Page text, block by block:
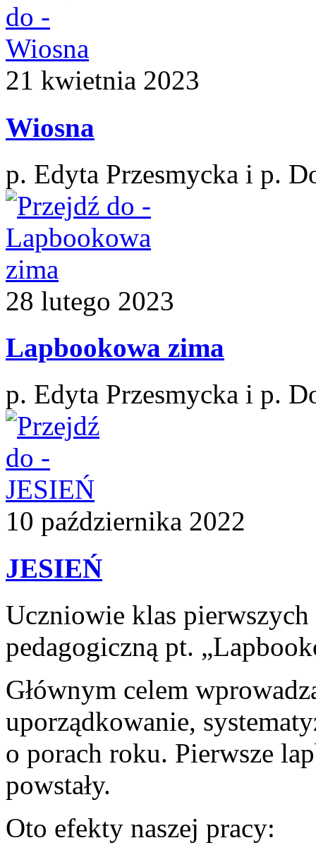
21 kwietnia 2023
Wiosna
p. Edyta Przesmycka i p.
28 lutego 2023
Lapbookowa zima
p. Edyta Przesmycka i p.
10 października 2022
JESIEŃ
Uczniowie klas
pedagogiczną pt.
Głównym celem
uporządkowanie,
o porach roku. Pierwsze
powstały.
Oto efekty naszej pracy: